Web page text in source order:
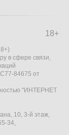
18+
в сфере связи,
84675 от
"ИНТЕРНЕТ
10, 3-й этаж,
34,